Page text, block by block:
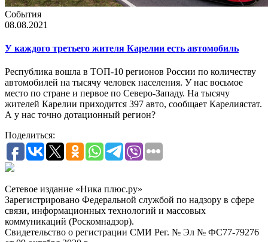
События
08.08.2021
У каждого третьего жителя Карелии есть автомобиль
Республика вошла в ТОП-10 регионов России по количеству
автомобилей на тысячу человек населения. У нас восьмое
место по стране и первое по Северо-Западу. На тысячу
жителей Карелии приходится 397 авто, сообщает Карелиястат.
А у нас точно дотационный регион?
Поделиться:
Сетевое издание «Ника плюс.ру»
Зарегистрировано Федеральной службой по надзору в сфере
связи, информационных технологий и массовых
коммуникаций (Роскомнадзор).
Свидетельство о регистрации СМИ Рег. № Эл № ФС77-79276